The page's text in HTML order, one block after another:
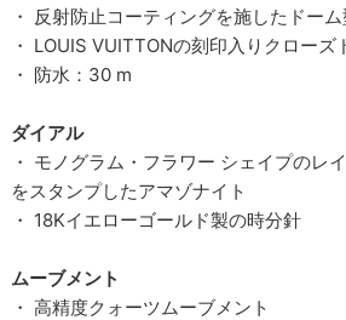
・ 反射防止コーティングを施したドー
・ LOUIS VUITTONの刻印入りクローズ
・ 防水：30 m
ダイアル
・ モノグラム・フラワー シェイプのレ
をスタンプしたアマゾナイト
・ 18Kイエローゴールド製の時分針
ムーブメント
・ 高精度クォーツムーブメント